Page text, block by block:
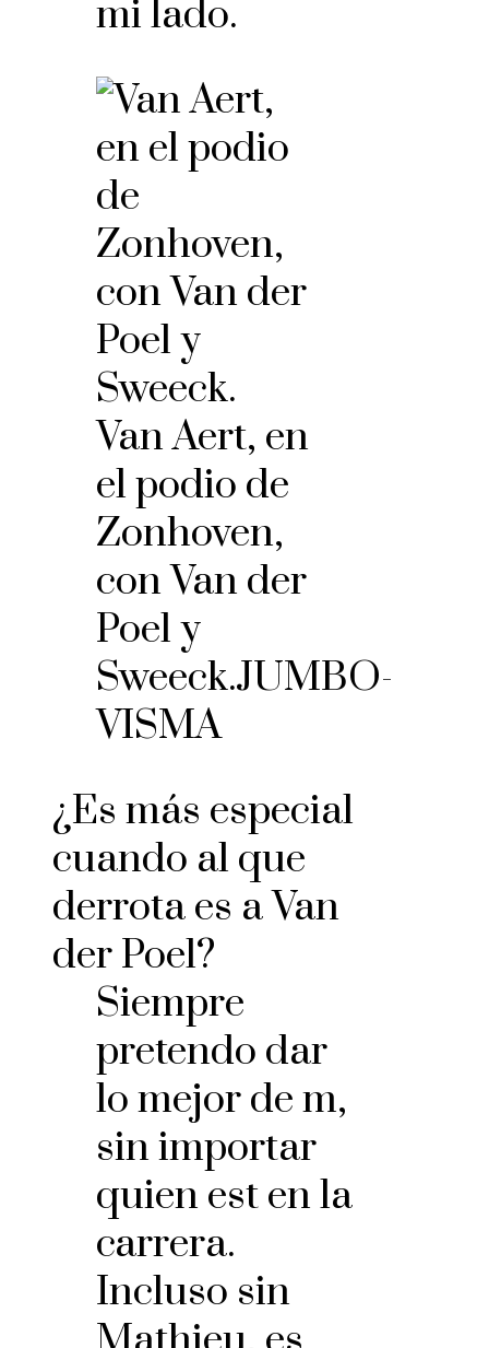
mi lado.
Van Aert, en
el podio de
Zonhoven,
con Van der
Poel y
Sweeck.JUMBO-
VISMA
¿Es más especial
cuando al que
derrota es a Van
der Poel?
Siempre
pretendo dar
lo mejor de m,
sin importar
quien est en la
carrera.
Incluso sin